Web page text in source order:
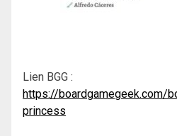
Lien BGG :
https://boardgamegeek.com/
princess